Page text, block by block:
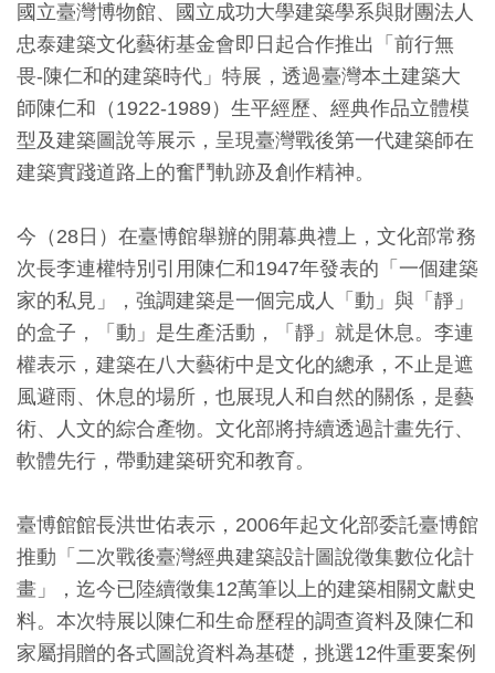
參
觀
資
訊
覽
資
訊
教
育
活
動
出
版
文
創
國立臺灣博物館、國立成功大學建築學系與財團法人
忠泰建築文化藝術基金會即日起合作推出「前行無
畏-陳仁和的建築時代」特展，透過臺灣本土建築大
師陳仁和（1922-1989）生平經歷、經典作品立體模
型及建築圖說等展示，呈現臺灣戰後第一代建築師在
建築實踐道路上的奮鬥軌跡及創作精神。
今（28日）在臺博館舉辦的開幕典禮上，文化部常務
次長李連權特別引用陳仁和1947年發表的「一個建築
家的私見」，強調建築是一個完成人「動」與「靜」
的盒子，「動」是生產活動，「靜」就是休息。李連
權表示，建築在八大藝術中是文化的總承，不止是遮
風避雨、休息的場所，也展現人和自然的關係，是藝
術、人文的綜合產物。文化部將持續透過計畫先行、
軟體先行，帶動建築研究和教育。
臺博館館長洪世佑表示，2006年起文化部委託臺博館
推動「二次戰後臺灣經典建築設計圖說徵集數位化計
畫」，迄今已陸續徵集12萬筆以上的建築相關文獻史
料。本次特展以陳仁和生命歷程的調查資料及陳仁和
家屬捐贈的各式圖說資料為基礎，挑選12件重要案例